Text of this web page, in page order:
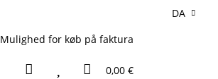
DA
Mulighed for køb på faktura
0,00 €